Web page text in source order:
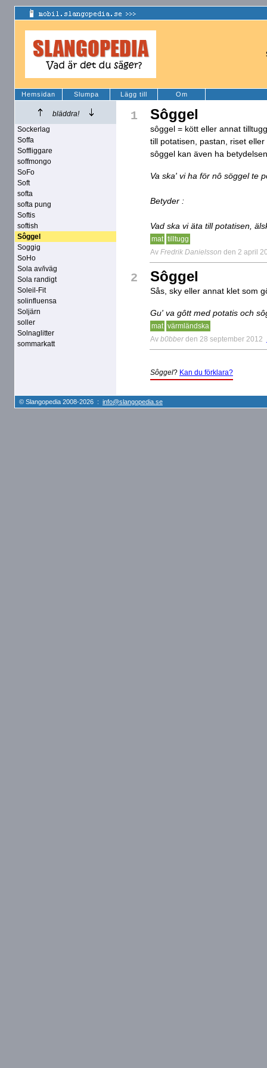
Hemsidan Slumpa Lägg till Om
bläddra!
Sockerlag
Soffa
Soffliggare
soffmongo
SoFo
Soft
softa
softa pung
Softis
softish
Sôggel
Soggig
SoHo
Sola av/iväg
Sola randigt
Soleil-Fit
solinfluensa
Soljärn
soller
Solnaglitter
sommarkatt
1 Sôggel
sôggel = kött eller annat
till potatisen, pastan, riset
sôggel kan även ha
Va ska' vi ha för nô söggel te
Betyder :
Vad ska vi äta till potatisen,
mat tilltugg
Av Fredrik Danielsson den 2 april
2 Sôggel
Sås, sky eller annat klet som
Gu' va gôtt med potatis och
mat värmländska
Av b0bber den 28 september 2012
Sôggel? Kan du förklara?
© Slangopedia 2008-2026 : info@slangopedia.se